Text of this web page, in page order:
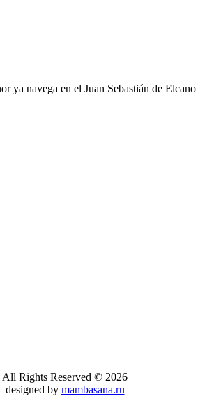
de Guipúzcoa,
Elcano" Descripcion del
Y
La Armada abrió
que irán a los
All Rights Reserved © 2026
designed by mambasana.ru